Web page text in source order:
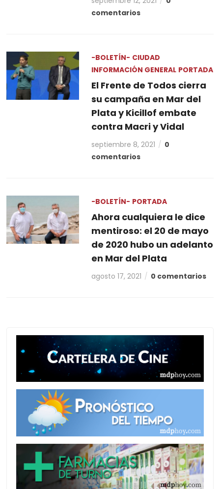
comentarios
-BOLETÍN- CIUDAD
INFORMACIÓN GENERAL PORTADA
El Frente de Todos cierra
su campaña en Mar del
Plata y Kicillof embate
contra Macri y Vidal
septiembre 8, 2021
0
comentarios
-BOLETÍN- PORTADA
Ahora cualquiera le dice
mentiroso: el 20 de mayo
de 2020 hubo un adelanto
en Mar del Plata
agosto 17, 2021 0 comentarios